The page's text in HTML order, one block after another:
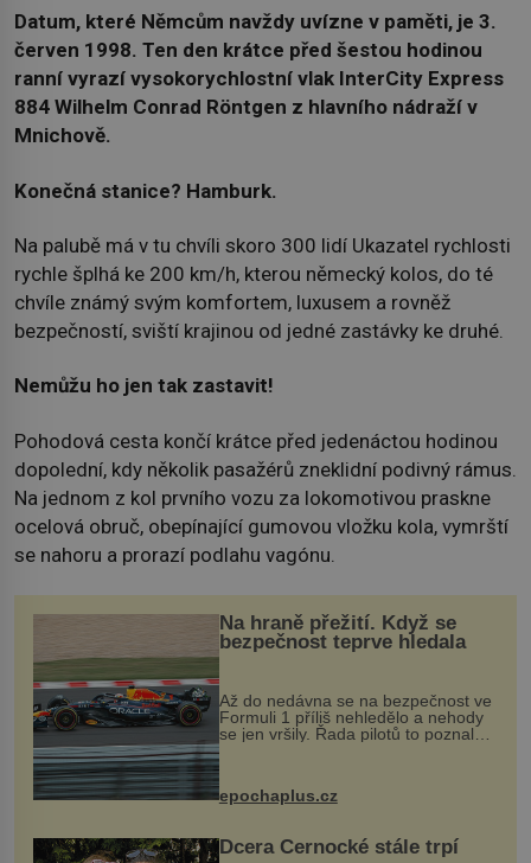
Datum, které Němcům navždy uvízne v paměti, je 3.
červen 1998. Ten den krátce před šestou hodinou
ranní vyrazí vysokorychlostní vlak InterCity Express
884 Wilhelm Conrad Röntgen z hlavního nádraží v
Mnichově.
Konečná stanice? Hamburk.
Na palubě má v tu chvíli skoro 300 lidí Ukazatel rychlosti
rychle šplhá ke 200 km/h, kterou německý kolos, do té
chvíle známý svým komfortem, luxusem a rovněž
bezpečností, sviští krajinou od jedné zastávky ke druhé.
Nemůžu ho jen tak zastavit!
Pohodová cesta končí krátce před jedenáctou hodinou
dopolední, kdy několik pasažérů zneklidní podivný rámus.
Na jednom z kol prvního vozu za lokomotivou praskne
ocelová obruč, obepínající gumovou vložku kola, vymrští
se nahoru a prorazí podlahu vagónu.
Na hraně přežití. Když se
bezpečnost teprve hledala
Až do nedávna se na bezpečnost ve
Formuli 1 příliš nehledělo a nehody
se jen vršily. Řada pilotů to poznala
na vlastní kůži, často s trvalými
následky nebo bohužel i ztrátou
života. Dnes nepochopiteln...
epochaplus.cz
Dcera Černocké stále trpí